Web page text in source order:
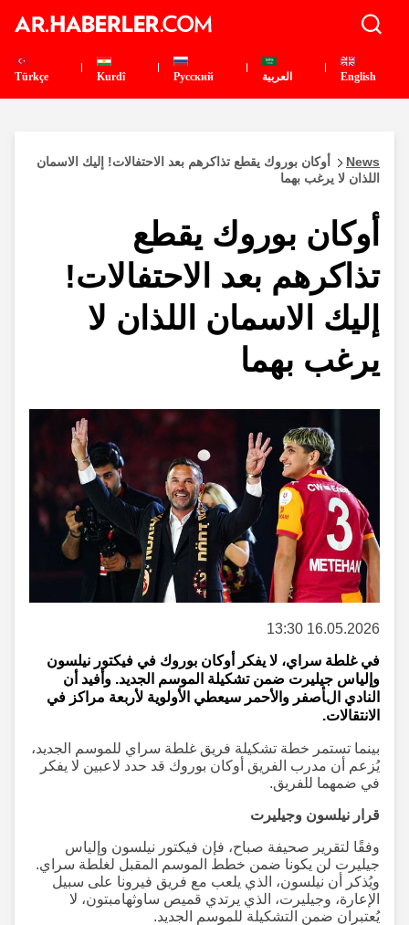
English العربية Pусский
Kurdî
Türkçe
News
أوكان بوروك يقطع تذاكرهم بعد الاحتفالات! إليك الاسمان
اللذان لا يرغب بهما
أوكان بوروك يقطع
تذاكرهم بعد الاحتفالات!
إليك الاسمان اللذان لا
يرغب بهما
16.05.2026 13:30
في غلطة سراي، لا يفكر أوكان بوروك في فيكتور نيلسون
وإلياس جيليرت ضمن تشكيلة الموسم الجديد. وأفيد أن
النادي الأصفر والأحمر سيعطي الأولوية لأربعة مراكز في
الانتقالات.
بينما تستمر خطة تشكيلة فريق غلطة سراي للموسم الجديد،
يُزعم أن مدرب الفريق أوكان بوروك قد حدد لاعبين لا يفكر
في ضمهما للفريق.
قرار نيلسون وجيليرت
وفقًا لتقرير صحيفة صباح، فإن فيكتور نيلسون وإلياس
جيليرت لن يكونا ضمن خطط الموسم المقبل لغلطة سراي.
ويُذكر أن نيلسون، الذي يلعب مع فريق فيرونا على سبيل
الإعارة، وجيليرت، الذي يرتدي قميص ساوثهامبتون، لا
يُعتبران ضمن التشكيلة للموسم الجديد.